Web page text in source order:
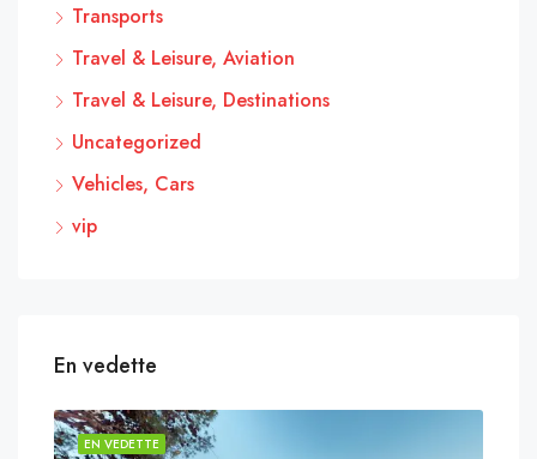
Transports
Travel & Leisure, Aviation
Travel & Leisure, Destinations
Uncategorized
Vehicles, Cars
vip
En vedette
EN VEDETTE